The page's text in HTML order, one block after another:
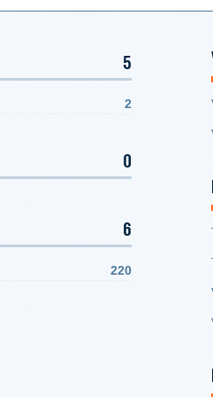
5
2
0
6
220